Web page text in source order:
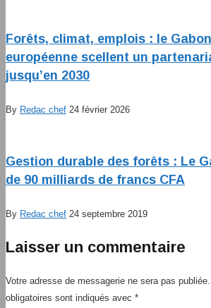
Forêts, climat, emplois : le
européenne scellent un
jusqu’en 2030
By Redac chef 24 février 2026
Gestion durable des forêts : Le
de 90 milliards de francs CFA
By Redac chef 24 septembre 2019
Laisser un commentaire
Votre adresse de messagerie ne sera pas publiée.
obligatoires sont indiqués avec *